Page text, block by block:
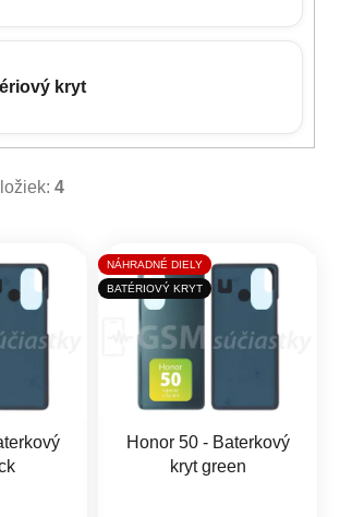
kryt
4
NÁHRADNÉ DIELY
BATÉRIOVÝ KRYT
Honor 50 - Baterkový
kryt green